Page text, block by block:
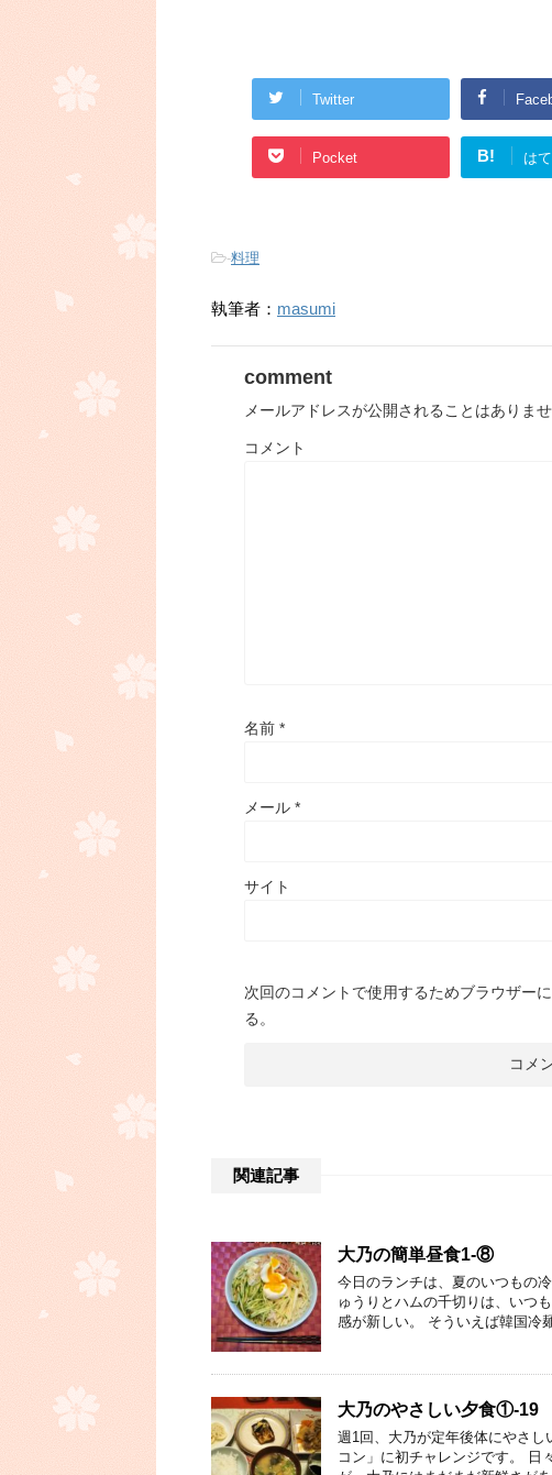
Twitter
Pocket B! は
-料理
執筆者： masumi
comment
メールアドレスが公開されることはありませ
コメント
名前 *
メール *
サイト
次回のコメントで使用するためブラウザー
る。
関連記事
大乃の簡単昼食1-⑧
今日のランチは、夏のいつもの
ゅうりとハムの千切りは、いつ
感が新しい。 そういえば韓国冷
大乃のやさしい夕食①-19
週1回、大乃が定年後体にやさ
コン」に初チャレンジです。 日